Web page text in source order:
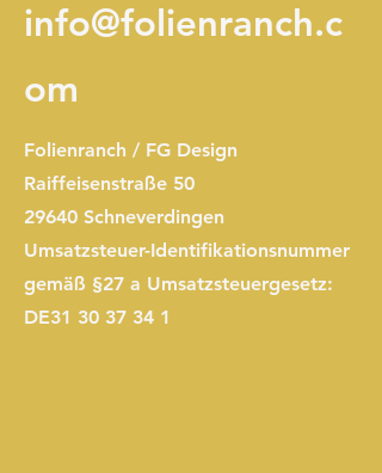
info@folienranch.c
om
Folienranch / FG Design
Raiffeisenstraße 50
29640 Schneverdingen
Umsatzsteuer-Identifikationsnummer
gemäß §27 a Umsatzsteuergesetz:
DE31 30 37 34 1